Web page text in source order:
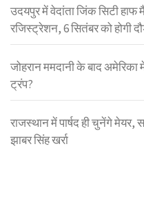
उदयपुर में वेदांता जिंक सिटी
रजिस्ट्रेशन, 6 सितंबर को होगी
जोहरान ममदानी के बाद
ट्रंप?
राजस्थान में पार्षद ही चुनेंगे मेयर,
झाबर सिंह खर्रा